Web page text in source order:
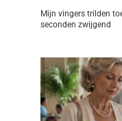
Mijn vingers trilden
seconden zwijgend